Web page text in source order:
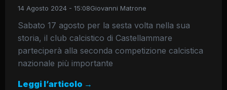
14 Agosto 2024 - 15:08Giovanni Matrone
Sabato 17 agosto per la sesta volta nella sua
storia, il club calcistico di Castellammare
parteciperà alla seconda competizione calcistica
nazionale più importante
Leggi l’articolo →